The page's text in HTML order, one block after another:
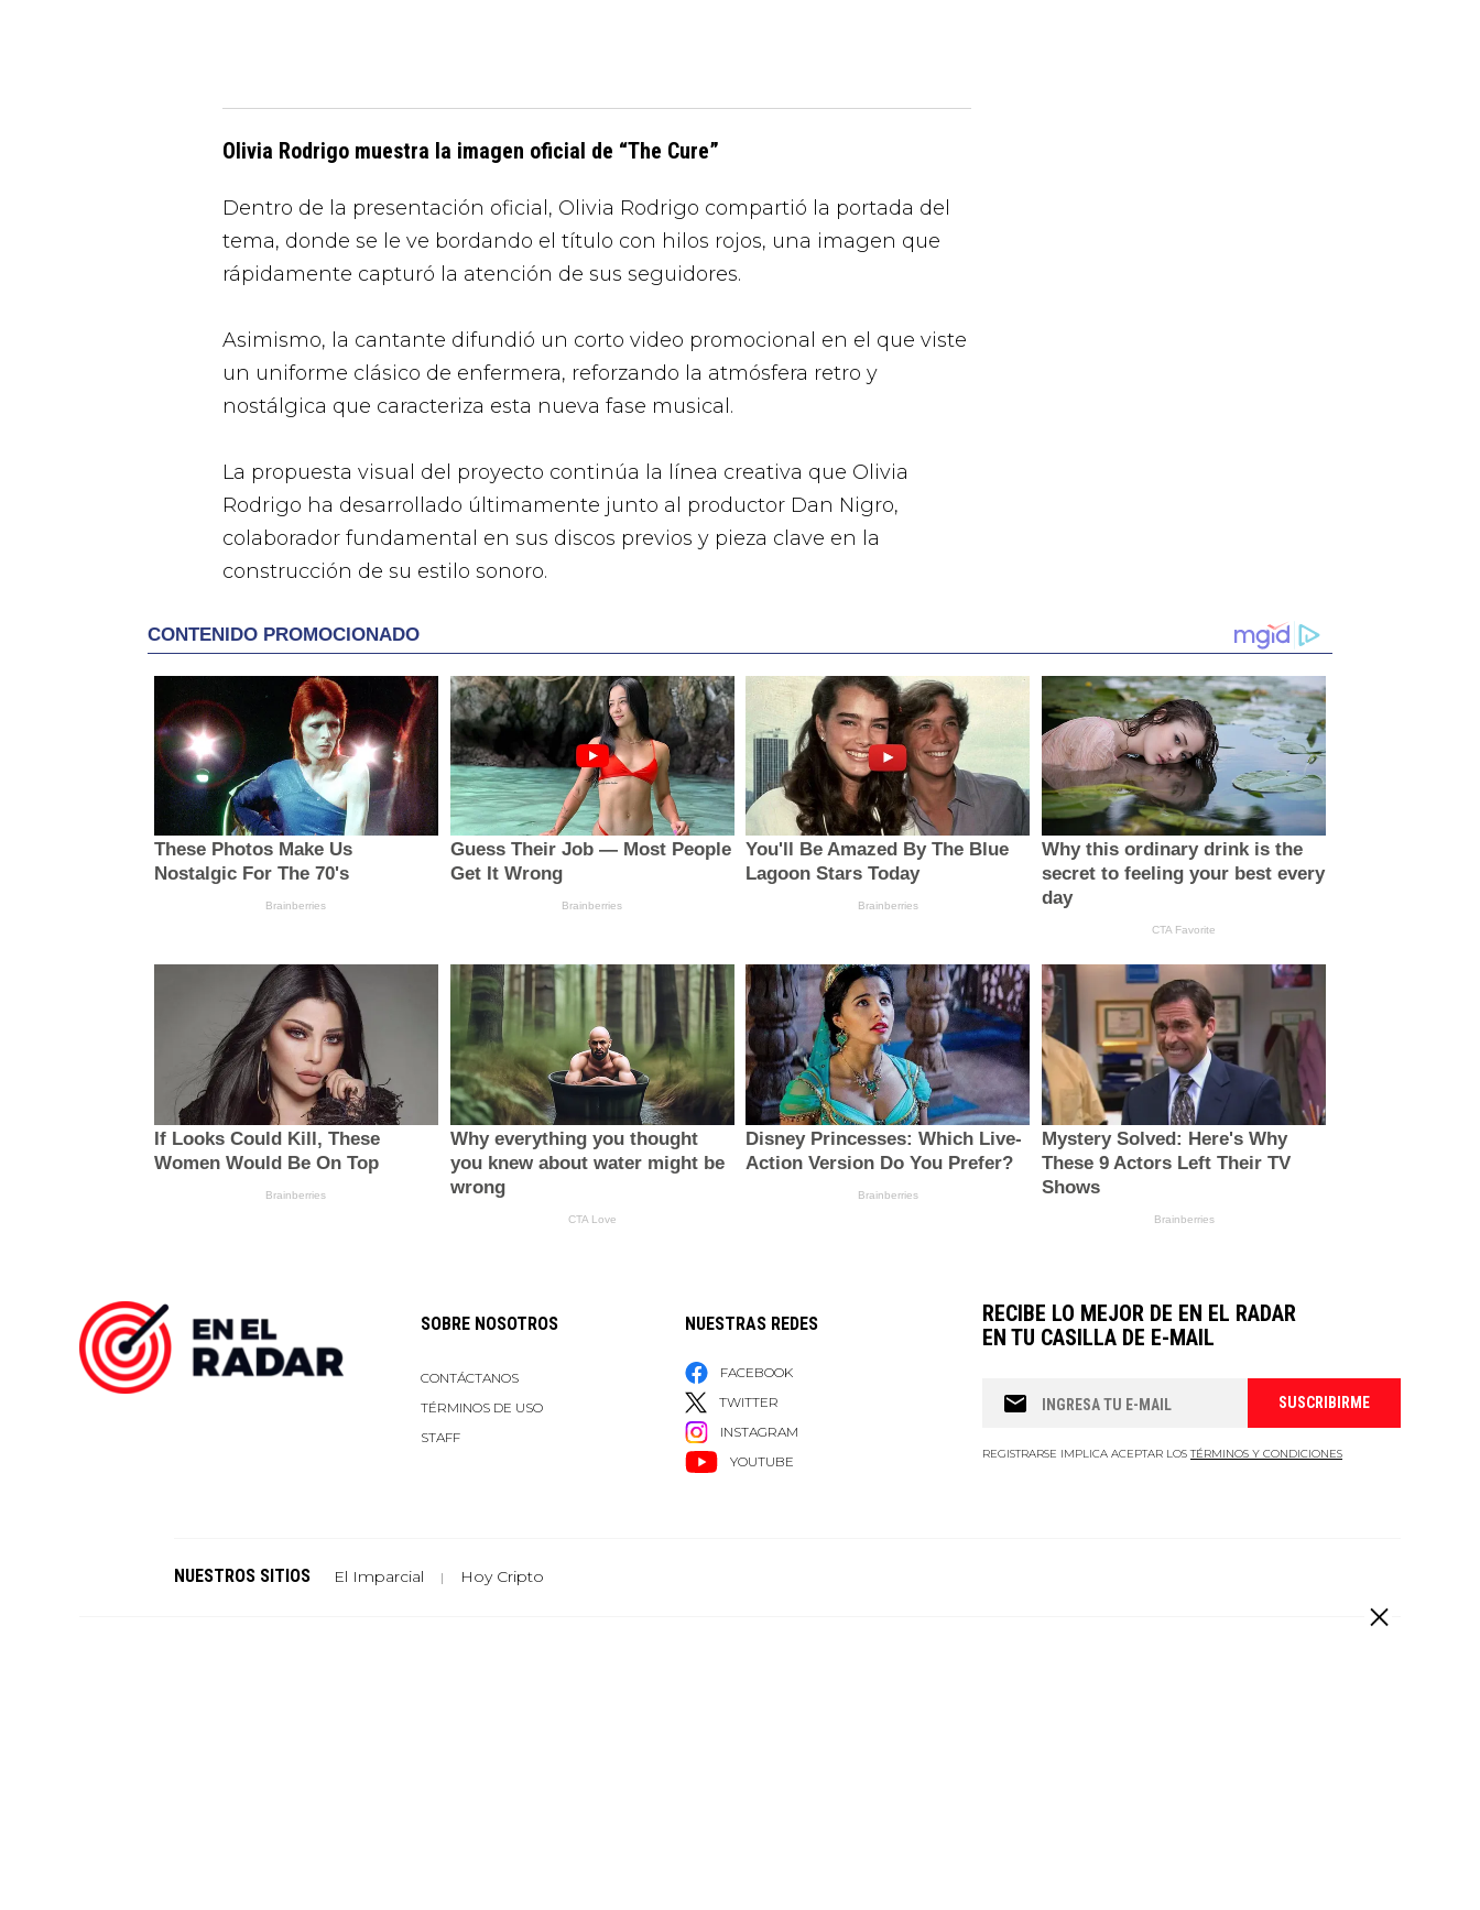
Olivia Rodrigo muestra la imagen oficial de “The Cure”
Dentro de la presentación oficial, Olivia Rodrigo compartió la portada del
tema, donde se le ve bordando el título con hilos rojos, una imagen que
rápidamente capturó la atención de sus seguidores.
Asimismo, la cantante difundió un corto video promocional en el que viste
un uniforme clásico de enfermera, reforzando la atmósfera retro y
nostálgica que caracteriza esta nueva fase musical.
La propuesta visual del proyecto continúa la línea creativa que Olivia
Rodrigo ha desarrollado últimamente junto al productor Dan Nigro,
colaborador fundamental en sus discos previos y pieza clave en la
construcción de su estilo sonoro.
SOBRE NOSOTROS
CONTÁCTANOS
TÉRMINOS DE USO
STAFF
NUESTRAS REDES
FACEBOOK
TWITTER
INSTAGRAM
YOUTUBE
RECIBE LO MEJOR DE EN EL RADAR
EN TU CASILLA DE E-MAIL
REGISTRARSE IMPLICA ACEPTAR LOS TÉRMINOS Y CONDICIONES
NUESTROS SITIOS El Imparcial | Hoy Cripto